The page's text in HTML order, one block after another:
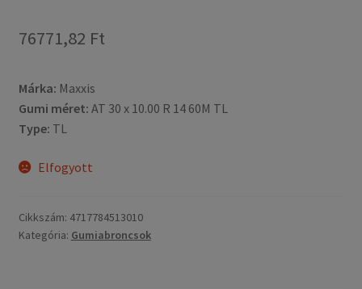
76771,82 Ft
Márka: Maxxis
Gumi méret: AT 30 x 10.00 R 14 60M TL
Type: TL
Elfogyott
Cikkszám: 4717784513010
Kategória: Gumiabroncsok